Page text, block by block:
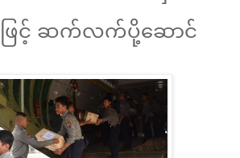
ဖြင့် ဆက်လက်ပို့ဆောင်